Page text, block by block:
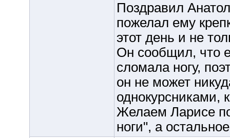
Поздравил
пожелал ему
этот день и не
Он сообщил, что
сломала ногу,
он не может
однокурсниками,
Желаем Ларисе
ноги", а